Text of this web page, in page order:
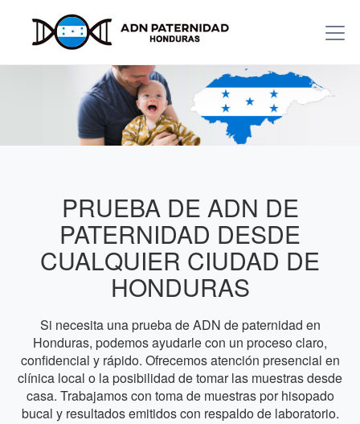
PRUEBA DE ADN DE
PATERNIDAD DESDE
CUALQUIER CIUDAD DE
HONDURAS
Si necesita una prueba de ADN de paternidad en
Honduras, podemos ayudarle con un proceso claro,
confidencial y rápido. Ofrecemos atención presencial en
clínica local o la posibilidad de tomar las muestras desde
casa. Trabajamos con toma de muestras por hisopado
bucal y resultados emitidos con respaldo de laboratorio.